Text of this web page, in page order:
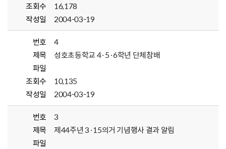
조회수
16,178
작성일
2004-03-19
번호
4
제목
성호초등학교 4·5·6학년 단체참배
파일
조회수
10,135
작성일
2004-03-19
번호
3
제목
제44주년 3·15의거 기념행사 결과 알림
파일